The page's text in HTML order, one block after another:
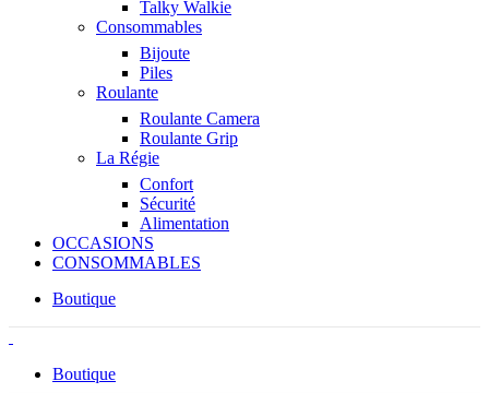
Talky Walkie
Consommables
Bijoute
Piles
Roulante
Roulante Camera
Roulante Grip
La Régie
Confort
Sécurité
Alimentation
OCCASIONS
CONSOMMABLES
Boutique
Boutique